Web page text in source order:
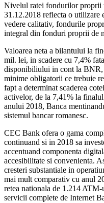
Nivelul ratei fondurilor proprii
31.12.2018 reflecta o utilizare
vedere calitativ, fondurile
integral din fonduri proprii de
Valoarea neta a bilantului la
mil. lei, in scadere cu 7,4%
disponibiliului in cont la BNR,
minime obligatorii ce trebuie
fapt a determinat scaderea
activelor, de la 7,41% la
anului 2018, Banca
sistemul bancar romanesc.
CEC Bank ofera o gama
continuand si in 2018 sa
accentuand componenta
accesibilitate si convenienta.
cresteri substantiale in
mai mult comparativ cu anul
retea nationala de 1.214
servicii complete de Internet